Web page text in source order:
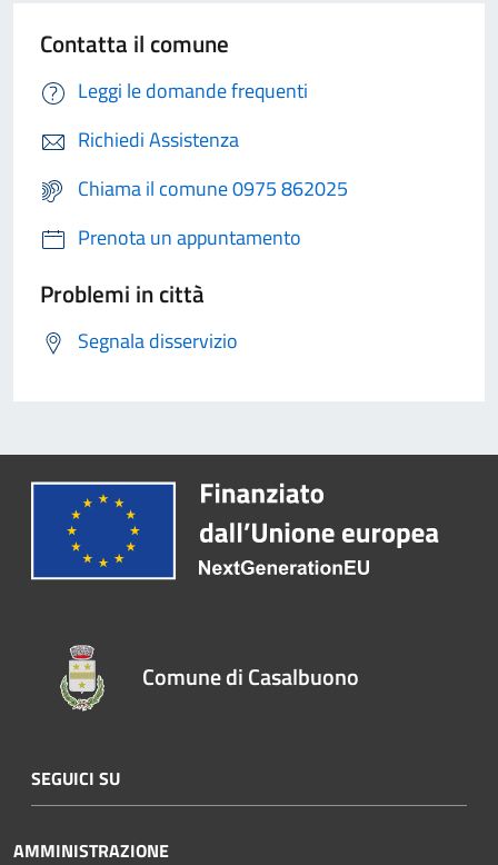
Contatta il comune
Leggi le domande frequenti
Richiedi Assistenza
Chiama il comune 0975 862025
Prenota un appuntamento
Problemi in città
Segnala disservizio
Comune di Casalbuono
SEGUICI SU
AMMINISTRAZIONE